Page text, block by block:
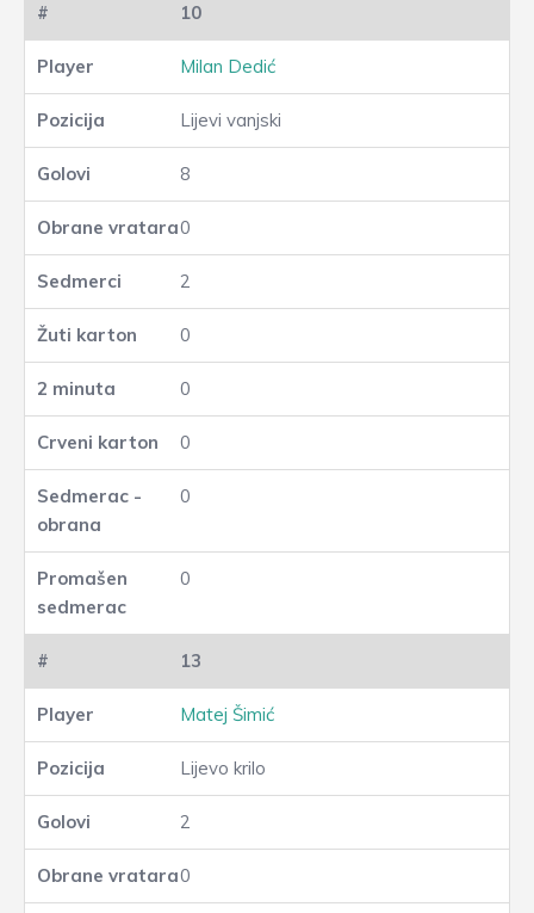
10
Milan Dedić
Lijevi vanjski
8
0
2
0
0
0
0
0
13
Matej Šimić
Lijevo krilo
2
0